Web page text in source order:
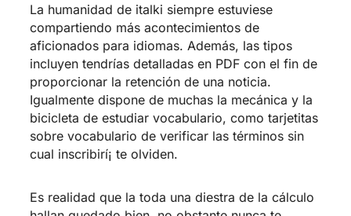
La humanidad de italki siempre estuviese
compartiendo más acontecimientos de
aficionados para idiomas. Además, las tipos
incluyen tendrí­as detalladas en PDF con el fin de
proporcionar la retención de una noticia.
Igualmente dispone de muchas la mecánica y la
bicicleta de estudiar vocabulario, como tarjetitas
sobre vocabulario de verificar las términos sin
cual inscribirí¡ te olviden.
Es realidad que la toda una diestra de la cálculo